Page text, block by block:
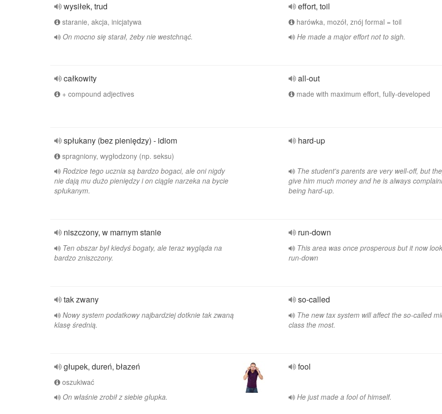
wysiłek, trud
staranie, akcja, inicjatywa
On mocno się starał, żeby nie westchnąć.
effort, toil
harówka, mozół, znój formal = toil
He made a major effort not to sigh.
całkowity
+ compound adjectives
all-out
made with maximum effort, fully-developed
spłukany (bez pieniędzy) - idiom
spragniony, wygłodzony (np. seksu)
Rodzice tego ucznia są bardzo bogaci, ale oni nigdy
nie dają mu dużo pieniędzy i on ciągle narzeka na bycie
spłukanym.
hard-up
The student's parents are very well-off, but
give him much money and he is always
being hard-up.
niszczony, w marnym stanie
Ten obszar był kiedyś bogaty, ale teraz wygląda na
bardzo zniszczony.
run-down
This area was once prosperous but it now
run-down
tak zwany
Nowy system podatkowy najbardziej dotknie tak zwaną
klasę średnią.
so-called
The new tax system will affect the so-called
class the most.
głupek, dureń, błazeń
oszukiwać
On właśnie zrobił z siebie głupka.
fool
He just made a fool of himself.